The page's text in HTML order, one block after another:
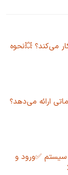
24 چگونه کار می‌کند؟ 💥نحوه
خدماتی ارائه می‌دهد؟
صرافی بیت 24 برای سیستم ✅ورود و